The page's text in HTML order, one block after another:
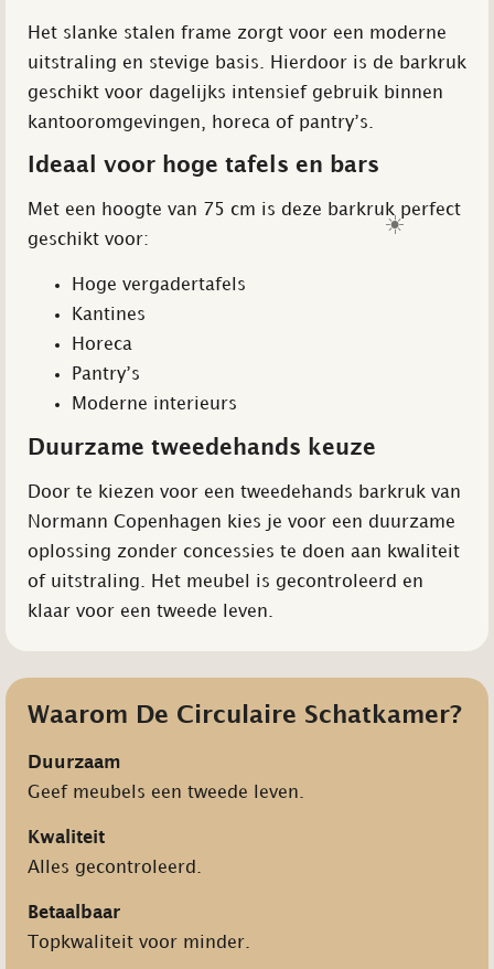
Het slanke stalen frame zorgt voor een moderne
uitstraling en stevige basis. Hierdoor is de barkruk
geschikt voor dagelijks intensief gebruik binnen
kantooromgevingen, horeca of pantry’s.
Ideaal voor hoge tafels en bars
Met een hoogte van 75 cm is deze barkruk perfect
geschikt voor:
Hoge vergadertafels
Kantines
Horeca
Pantry’s
Moderne interieurs
Duurzame tweedehands keuze
Door te kiezen voor een tweedehands barkruk van
Normann Copenhagen kies je voor een duurzame
oplossing zonder concessies te doen aan kwaliteit
of uitstraling. Het meubel is gecontroleerd en
klaar voor een tweede leven.
Waarom De Circulaire Schatkamer?
Duurzaam
Geef meubels een tweede leven.
Kwaliteit
Alles gecontroleerd.
Betaalbaar
Topkwaliteit voor minder.
☀️